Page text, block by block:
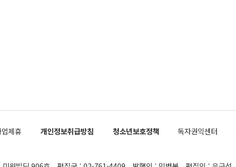
제휴 개인정보취급방침 청소년보호정책 독자권익센터